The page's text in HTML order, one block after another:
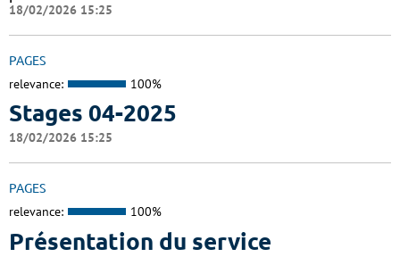
18/02/2026 15:25
PAGES
relevance: 100%
Stages 04-2025
18/02/2026 15:25
PAGES
relevance: 100%
Présentation du service